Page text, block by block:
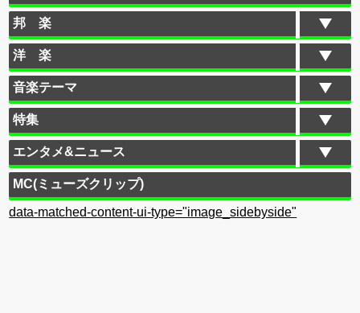
邦 楽
洋 楽
音楽テーマ
特集
エンタメ&ニュース
MC(ミューズクリップ)
data-matched-content-ui-type="image_sidebyside"